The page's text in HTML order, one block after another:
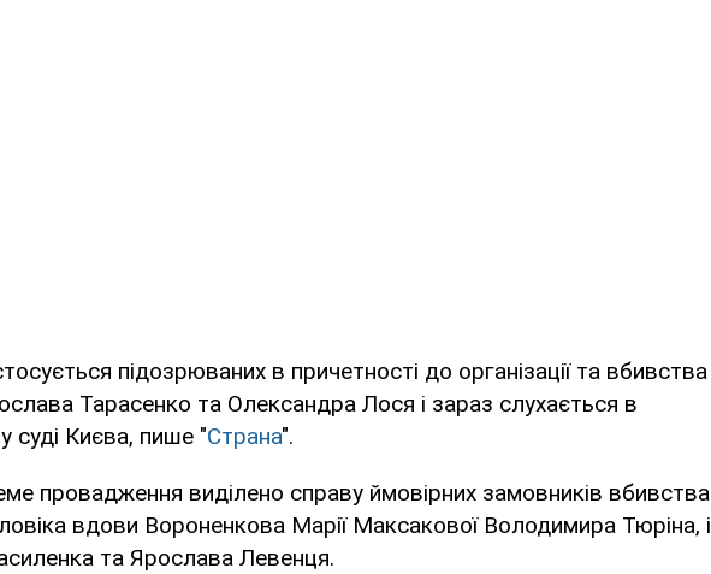
підозрюваних в причетності до організації та вбивства
Тарасенко та Олександра Лося і зараз слухається в
суді Києва, пише "Страна".
провадження виділено справу ймовірних замовників вбивства
вдови Вороненкова Марії Максакової Володимира Тюріна, і
та Ярослава Левенця.